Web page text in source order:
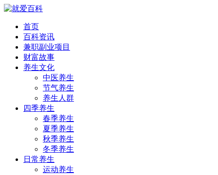
首页
百科资讯
兼职副业项目
财富故事
养生文化
中医养生
节气养生
养生人群
四季养生
春季养生
夏季养生
秋季养生
冬季养生
日常养生
运动养生